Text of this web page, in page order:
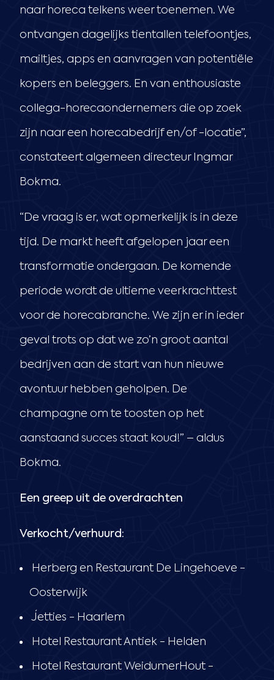
naar horeca telkens weer toenemen. We
ontvangen dagelijks tientallen telefoontjes,
mailtjes, apps en aanvragen van potentiële
kopers en beleggers. En van enthousiaste
collega-horecaondernemers die op zoek
zijn naar een horecabedrijf en/of -locatie”,
constateert algemeen directeur Ingmar
Bokma.
“De vraag is er, wat opmerkelijk is in deze
tijd. De markt heeft afgelopen jaar een
transformatie ondergaan. De komende
periode wordt de ultieme veerkrachttest
voor de horecabranche. We zijn er in ieder
geval trots op dat we zo’n groot aantal
bedrijven aan de start van hun nieuwe
avontuur hebben geholpen. De
champagne om te toosten op het
aanstaand succes staat koud!” – aldus
Bokma.
Een greep uit de overdrachten
Verkocht/verhuurd:
Herberg en Restaurant De Lingehoeve -
Oosterwijk
Jetties - Haarlem
Hotel Restaurant Antiek - Helden
Hotel Restaurant WeidumerHout -